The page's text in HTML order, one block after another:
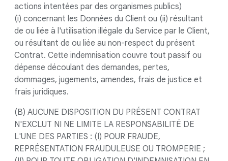
actions intentées par des organismes publics)
(i) concernant les Données du Client ou (ii) résultant
de ou liée à l'utilisation illégale du Service par le Client,
ou résultant de ou liée au non-respect du présent
Contrat. Cette indemnisation couvre tout passif ou
dépense découlant des demandes, pertes,
dommages, jugements, amendes, frais de justice et
frais juridiques.
(B) AUCUNE DISPOSITION DU PRÉSENT CONTRAT
N'EXCLUT NI NE LIMITE LA RESPONSABILITÉ DE
L'UNE DES PARTIES : (I) POUR FRAUDE,
REPRÉSENTATION FRAUDULEUSE OU TROMPERIE ;